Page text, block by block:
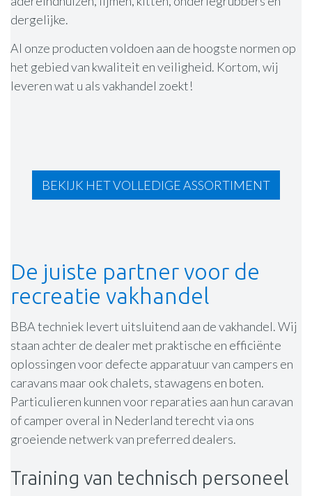
dergelijke.
Al onze producten voldoen aan de hoogste normen op
het gebied van kwaliteit en veiligheid. Kortom, wij
leveren wat u als vakhandel zoekt!
BEKIJK HET VOLLEDIGE ASSORTIMENT
De juiste partner voor de
recreatie vakhandel
BBA techniek levert uitsluitend aan de vakhandel. Wij
staan achter de dealer met praktische en efficiënte
oplossingen voor defecte apparatuur van campers en
caravans maar ook chalets, stawagens en boten.
Particulieren kunnen voor reparaties aan hun caravan
of camper overal in Nederland terecht via ons
groeiende netwerk van preferred dealers.
Training van technisch personeel